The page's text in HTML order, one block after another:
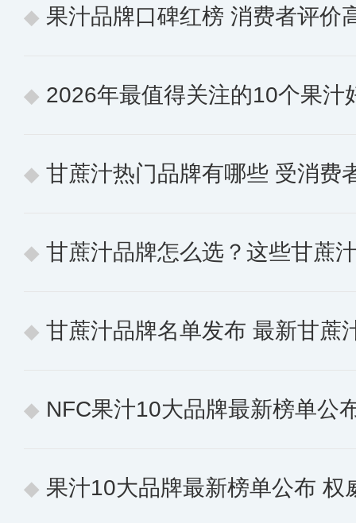
果汁品牌口碑红榜 消费者评价
2026年最值得关注的10个果汁
甘蔗汁热门品牌有哪些 受消费者喜
甘蔗汁品牌怎么选？这些甘蔗
甘蔗汁品牌名单发布 最新甘蔗
NFC果汁10大品牌最新榜单公布
果汁10大品牌最新榜单公布 权